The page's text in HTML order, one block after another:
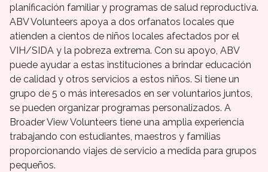
planificación familiar y programas de salud reproductiva.
ABV Volunteers apoya a dos orfanatos locales que
atienden a cientos de niños locales afectados por el
VIH/SIDA y la pobreza extrema. Con su apoyo, ABV
puede ayudar a estas instituciones a brindar educación
de calidad y otros servicios a estos niños. Si tiene un
grupo de 5 o más interesados en ser voluntarios juntos,
se pueden organizar programas personalizados. A
Broader View Volunteers tiene una amplia experiencia
trabajando con estudiantes, maestros y familias
proporcionando viajes de servicio a medida para grupos
pequeños.